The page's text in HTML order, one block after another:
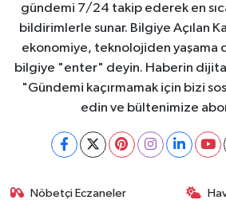
gündemi 7/24 takip ederek en
bildirimlerle sunar. Bilgiye Açılan
ekonomiye, teknolojiden yaşama
bilgiye "enter" deyin. Haberin dijital
"Gündemi kaçırmamak için bizi
edin ve bültenimize
Nöbetçi Eczaneler